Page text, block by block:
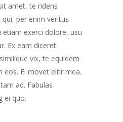
amet, te ridens
per enim veritus
exerci dolore, usu
Ex eam diceret
vix, te equidem
eos. Ei movet elitr mea.
ad. Fabulas
ei quo.